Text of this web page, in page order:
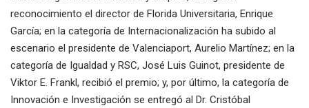
reconocimiento el director de Florida Universitaria, Enrique
García; en la categoría de Internacionalización ha subido al
escenario el presidente de Valenciaport, Aurelio Martínez; en la
categoría de Igualdad y RSC, José Luis Guinot, presidente de
Viktor E. Frankl, recibió el premio; y, por último, la categoría de
Innovación e Investigación se entregó al Dr. Cristóbal